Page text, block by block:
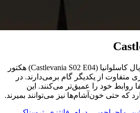
در قسمت 4 فصل 2 سریال کاسلوانیا (Castlevania S02 E04) هکتور
متفاوت از یکدیگر گام برمی‌دارند. در
روابط خود را عمیق‌تر می‌کنند. این
حتی خون‌آشام‌ها نیز می‌توانند بمیرند.